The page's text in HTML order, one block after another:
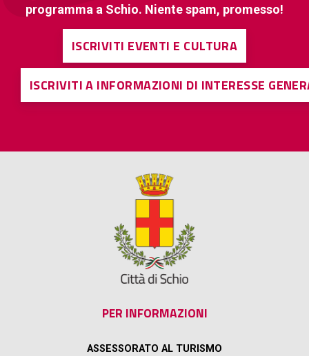
programma a Schio. Niente spam, promesso!
ISCRIVITI EVENTI E CULTURA
ISCRIVITI A INFORMAZIONI DI INTERESSE
PER INFORMAZIONI
ASSESSORATO AL TURISMO